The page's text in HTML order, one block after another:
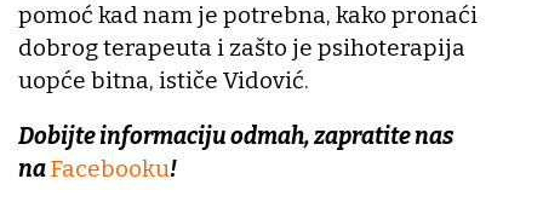
pomoć kad nam je potrebna, kako pronaći
dobrog terapeuta i zašto je psihoterapija
uopće bitna, ističe Vidović.
Dobijte informaciju odmah, zapratite nas
naFacebooku!